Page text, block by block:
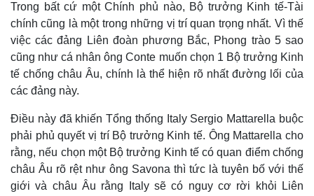
Trong bất cứ một Chính phủ nào, Bộ trưởng Kinh tế-Tài
chính cũng là một trong những vị trí quan trọng nhất. Vì thế
việc các đảng Liên đoàn phương Bắc, Phong trào 5 sao
cũng như cá nhân ông Conte muốn chọn 1 Bộ trưởng Kinh
tế chống châu Âu, chính là thể hiện rõ nhất đường lối của
các đảng này.
Điều này đã khiến Tổng thống Italy Sergio Mattarella buộc
phải phủ quyết vị trí Bộ trưởng Kinh tế. Ông Mattarella cho
rằng, nếu chọn một Bộ trưởng Kinh tế có quan điểm chống
châu Âu rõ rệt như ông Savona thì tức là tuyên bố với thế
giới và châu Âu rằng Italy sẽ có nguy cơ rời khỏi Liên